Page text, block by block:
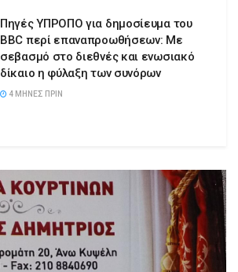
Πηγές ΥΠΡΟΠΟ για δημοσίευμα του
BBC περί επαναπροωθήσεων: Με
σεβασμό στο διεθνές και ενωσιακό
δίκαιο η φύλαξη των συνόρων
4 ΜΉΝΕΣ ΠΡΙΝ